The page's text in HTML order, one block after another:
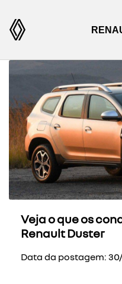
Veja o que os
Renault Duster
Data da postagem: